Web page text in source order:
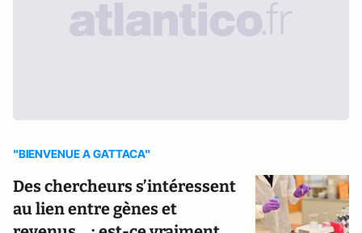
"BIENVENUE A GATTACA"
Des chercheurs s’intéressent
au lien entre gènes et